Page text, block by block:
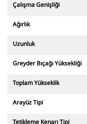
Çalışma Genişliği
Ağırlık
Uzunluk
Greyder Bıçağı Yüksekliği
Toplam Yükseklik
Arayüz Tipi
Tetikleme Kenarı Tipi